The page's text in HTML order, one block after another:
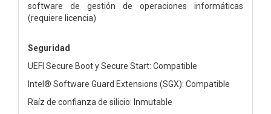
software de gestión de operaciones informáticas
(requiere licencia)
Seguridad
UEFI Secure Boot y Secure Start: Compatible
Intel® Software Guard Extensions (SGX): Compatible
Raíz de confianza de silicio: Inmutable